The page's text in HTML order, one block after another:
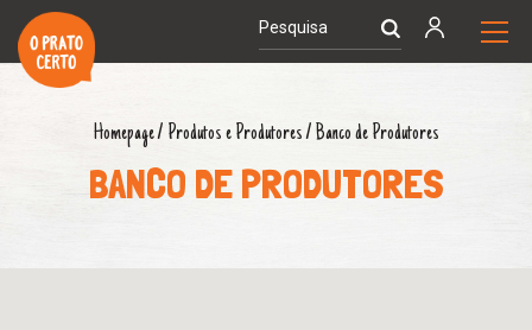
Homepage/ Produtos e Produtores/ Banco de Produtores
BANCO DE PRODUTORES